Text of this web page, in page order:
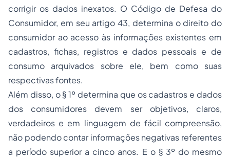
corrigir os dados inexatos. O Código de Defesa do
Consumidor, em seu artigo 43, determina o direito do
consumidor ao acesso às informações existentes em
cadastros, fichas, registros e dados pessoais e de
consumo arquivados sobre ele, bem como suas
respectivas fontes.
Além disso, o § 1º determina que os cadastros e dados
dos consumidores devem ser objetivos, claros,
verdadeiros e em linguagem de fácil compreensão,
não podendo contar informações negativas referentes
a período superior a cinco anos. E o § 3º do mesmo